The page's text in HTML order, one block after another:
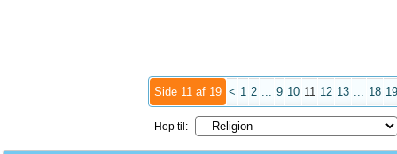
Side 11 af 19 < 1 2 ... 9 10 11 12 13 ... 18 19
Hop til: